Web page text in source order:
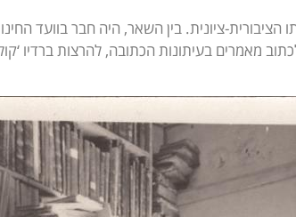
הציבורית-ציונית. בין השאר, היה חבר בוועד
מאמרים בעיתונות הכתובה, להרצות ברדיו